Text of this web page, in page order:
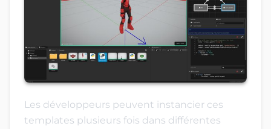
Les développeurs peuvent instancier ces
templates plusieurs fois dans différentes